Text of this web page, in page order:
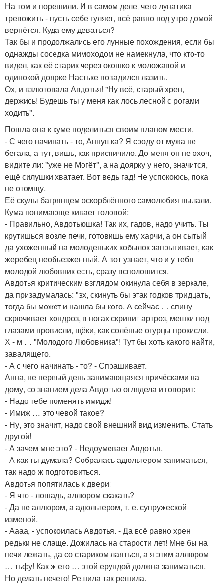
На том и порешили. И в самом деле, чего лунатика
тревожить - пусть себе гуляет, всё равно под утро домой
вернётся. Куда ему деваться?
Так бы и продолжались его лунные похождения, если бы
однажды соседка мимоходом не намекнула, что кто-то
видел, как её старик через окошко к моложавой и
одинокой доярке Настьке повадился лазить.
Ох, и взлютовала Авдотья! "Ну всё, старый хрен,
держись! Будешь ты у меня как лось лесной с рогами
ходить".
Пошла она к куме поделиться своим планом мести.
- С чего начинать - то, Аннушка? Я сроду от мужа не
бегала, а тут, вишь, как приспичило. До меня он не охоч,
видите ли: "уже не Могёт", а на доярку у него, значится,
ещё силушки хватает. Вот ведь гад! Не успокоюсь, пока
не отомщу.
Её скулы багрянцем оскорблённого самолюбия пылали.
Кума понимающе кивает головой:
- Правильно, Авдотьюшка! Так их, гадов, надо учить. Ты
крутишься возле печи, готовишь ему харчи, а он сытый
да ухоженный на молоденьких кобылок запрыгивает, как
жеребец необъезженный. А вот узнает, что и у тебя
молодой любовник есть, сразу всполошится.
Авдотья критическим взглядом окинула себя в зеркале,
да призадумалась: "эх, скинуть бы этак годков тридцать,
тогда бы может и нашла бы кого. А сейчас … спину
скрючивает хондроз, в ногах скрипит артроз, мешки под
глазами провисли, щёки, как солёные огурцы прокисли.
Х - м … "Молодого Любовника"! Тут бы хоть какого найти,
завалящего.
- А с чего начинать - то? - Спрашивает.
Анна, не первый день занимающаяся причёсками на
дому, со знанием дела Авдотью оглядела и говорит:
- Надо тебе поменять имидж!
- Имиж … это чевой такое?
- Ну, это значит, надо свой внешний вид изменить. Стать
другой!
- А зачем мне это? - Недоумевает Авдотья.
- А как ты думала? Собралась адюльтером заниматься,
так надо ж подготовиться.
Авдотья попятилась к двери:
- Я что - лошадь, аллюром скакать?
- Да не аллюром, а адюльтером, т. е. супружеской
изменой.
- Аааа, - успокоилась Авдотья. - Да всё равно хрен
редьки не слаще. Дожилась на старости лет! Мне бы на
печи лежать, да со стариком лаяться, а я этим аллюром
… тьфу! Как ж его … этой ерундой должна заниматься.
Но делать нечего! Решила так решила.